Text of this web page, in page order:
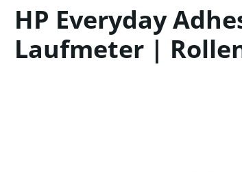
HP Everyday
Laufmeter |